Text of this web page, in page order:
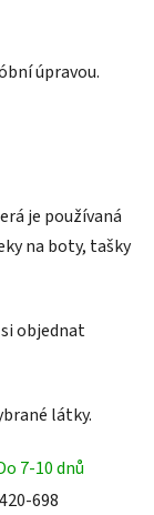
úpravou.
je používaná
na boty, tašky
objednat
látky.
7-10 dnů
420-698